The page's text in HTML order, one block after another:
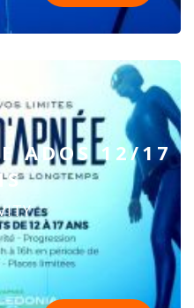
ADOS 12/17